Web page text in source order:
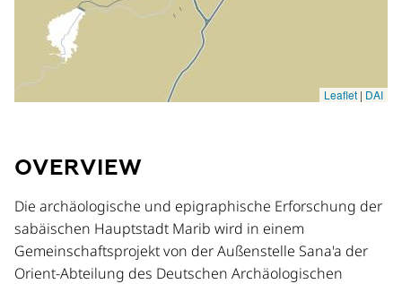
OVERVIEW
Die archäologische und epigraphische Erforschung der
sabäischen Hauptstadt Marib wird in einem
Gemeinschaftsprojekt von der Außenstelle Sana'a der
Orient-Abteilung des Deutschen Archäologischen